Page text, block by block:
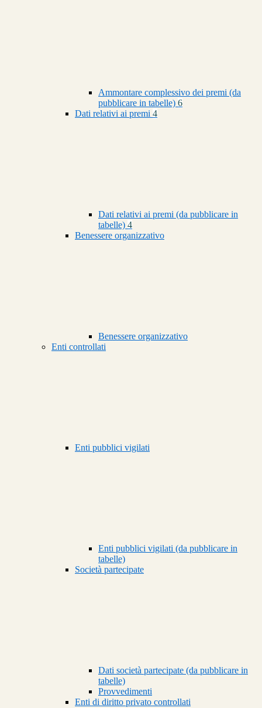
Ammontare complessivo dei premi (da
pubblicare in tabelle) 6
Dati relativi ai premi 4
Dati relativi ai premi (da pubblicare in
tabelle) 4
Benessere organizzativo
Benessere organizzativo
Enti controllati
Enti pubblici vigilati
Enti pubblici vigilati (da pubblicare in
tabelle)
Società partecipate
Dati società partecipate (da pubblicare in
tabelle)
Provvedimenti
Enti di diritto privato controllati